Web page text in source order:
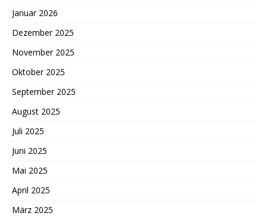
Januar 2026
Dezember 2025
November 2025
Oktober 2025
September 2025
August 2025
Juli 2025
Juni 2025
Mai 2025
April 2025
März 2025